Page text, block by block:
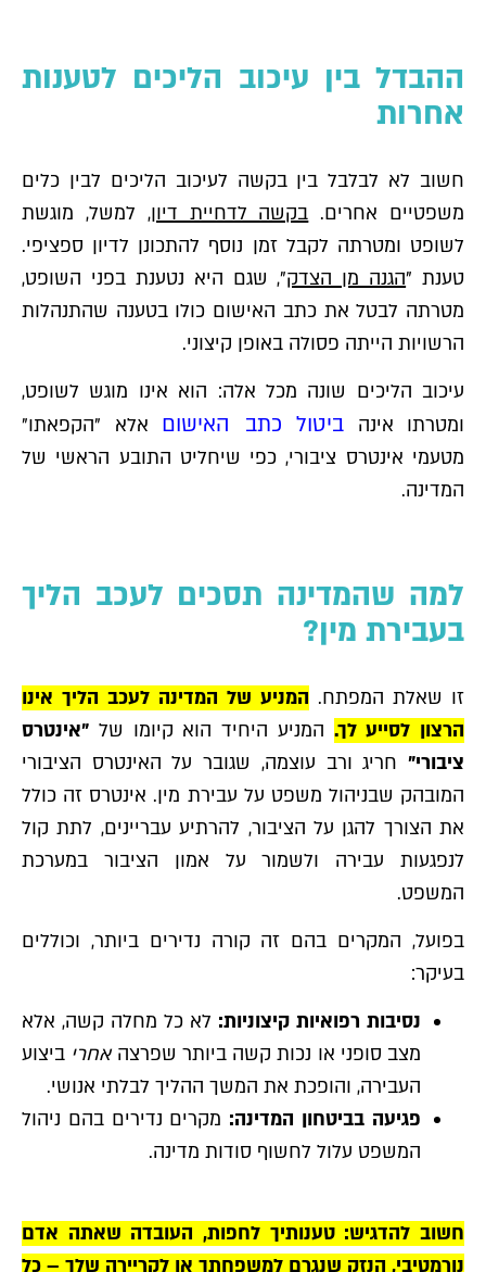
ההבדל בין עיכוב הליכים לטענות
אחרות
חשוב לא לבלבל בין בקשה לעיכוב הליכים לבין כלים
משפטיים אחרים. בקשה לדחיית דיון, למשל, מוגשת
לשופט ומטרתה לקבל זמן נוסף להתכונן לדיון ספציפי.
טענת "הגנה מן הצדק", שגם היא נטענת בפני השופט,
מטרתה לבטל את כתב האישום כולו בטענה שהתנהלות
הרשויות הייתה פסולה באופן קיצוני.
עיכוב הליכים שונה מכל אלה: הוא אינו מוגש לשופט,
ומטרתו אינה ביטול כתב האישום אלא "הקפאתו"
מטעמי אינטרס ציבורי, כפי שיחליט התובע הראשי של
המדינה.
למה שהמדינה תסכים לעכב הליך
בעבירת מין?
זו שאלת המפתח. המניע של המדינה לעכב הליך אינו
הרצון לסייע לך. המניע היחיד הוא קיומו של "אינטרס
ציבורי" חריג ורב עוצמה, שגובר על האינטרס הציבורי
המובהק שבניהול משפט על עבירת מין. אינטרס זה כולל
את הצורך להגן על הציבור, להרתיע עבריינים, לתת קול
לנפגעות עבירה ולשמור על אמון הציבור במערכת
המשפט.
בפועל, המקרים בהם זה קורה נדירים ביותר, וכוללים
בעיקר:
נסיבות רפואיות קיצוניות: לא כל מחלה קשה, אלא
מצב סופני או נכות קשה ביותר שפרצהאחרי ביצוע
העבירה, והופכת את המשך ההליך לבלתי אנושי.
פגיעה בביטחון המדינה: מקרים נדירים בהם ניהול
המשפט עלול לחשוף סודות מדינה.
חשוב להדגיש: טענותיך לחפות, העובדה שאתה אדם
נורמטיבי, הנזק שנגרם למשפחתך או לקריירה שלך – כל